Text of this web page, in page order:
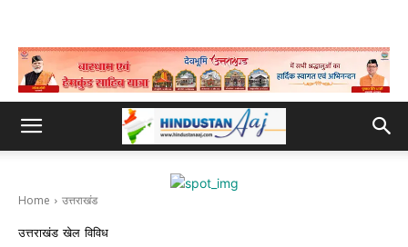
Home उत्तराखंड
उत्तराखंड खेल विविध